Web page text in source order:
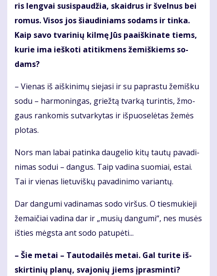
ris leng­vai su­si­spau­džia, skaid­rus ir švel­nus bei
ro­mus. Vi­sos jos šiau­di­niams so­dams ir tin­ka.
Kaip sa­vo tva­ri­nių kil­mę Jūs pa­aiš­ki­na­te tiems,
ku­rie ima ieš­ko­ti ati­tik­mens že­miš­kiems so­
dams?
– Vie­nas iš aiš­ki­ni­mų sie­ja­si ir su pa­pras­tu že­miš­ku
so­du – har­mo­nin­gas, griež­tą tvar­ką tu­rin­tis, žmo­
gaus ran­ko­mis su­tvar­ky­tas ir iš­puo­se­lė­tas že­mės
plo­tas.
Nors man la­bai pa­tin­ka dau­ge­lio ki­tų tau­tų pa­va­di­
ni­mas so­dui – dan­gus. Taip va­di­na suo­miai, es­tai.
Tai ir vie­nas lie­tu­viš­kų pa­va­di­ni­mo va­rian­tų.
Dar dan­gu­mi va­di­na­mas so­do vir­šus. O ties­mu­kie­ji
že­mai­čiai va­di­na dar ir „mu­sių dan­gu­mi“, nes mu­sės
iš­ties mėgs­ta ant so­do pa­tu­pė­ti...
– Šie me­tai – Tau­to­dai­lės me­tai. Gal tu­ri­te iš­
skir­ti­nių pla­nų, sva­jo­nių jiems įpras­min­ti?